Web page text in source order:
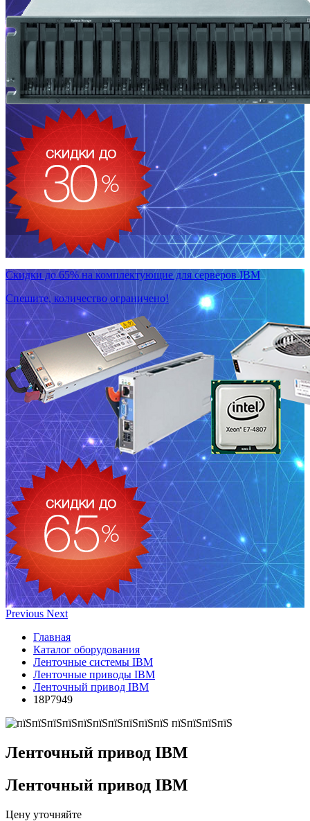
Скидки до 65% на комплектующие для серверов IBM
Спешите, количество ограничено!
Previous Next
Главная
Каталог оборудования
Ленточные системы IBM
Ленточные приводы IBM
Ленточный привод IBM
18P7949
Ленточный привод IBM
Ленточный привод IBM
Цену уточняйте